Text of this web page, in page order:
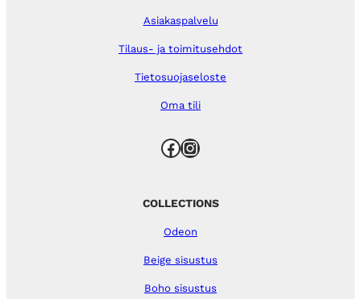
Asiakaspalvelu
Tilaus- ja toimitusehdot
Tietosuojaseloste
Oma tili
Facebook Instagram
COLLECTIONS
Odeon
Beige sisustus
Boho sisustus